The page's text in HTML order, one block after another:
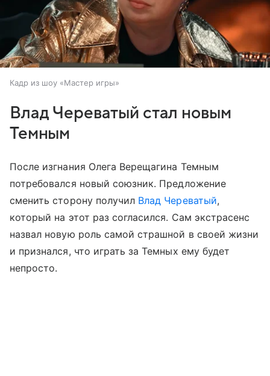
Кадр из шоу «Мастер игры»
Влад Череватый стал новым
Темным
После изгнания Олега Верещагина Темным
потребовался новый союзник. Предложение
сменить сторону получил Влад Череватый,
который на этот раз согласился. Сам экстрасенс
назвал новую роль самой страшной в своей жизни
и признался, что играть за Темных ему будет
непросто.